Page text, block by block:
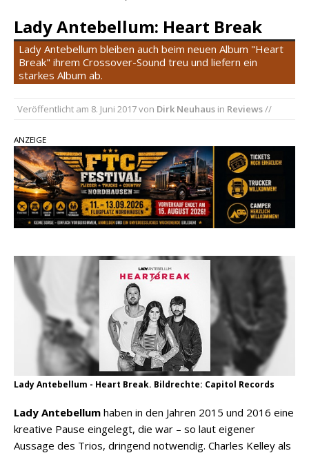
„Pearl Handled Pistol“
Son Volt – „Sound Signal Serenades“ erscheint
am 28. August
Country Music Hot News – 2. August 2026: Dolly
Chris Johnson & The Hollywood Hillbillies
Ahead“ an
Danke für Euer Vertrauen: Country.de erreicht
täglich rund 10.000 Leser
Lady Antebellum: Heart Break
Lady Antebellum bleiben auch beim neuen Album "Heart
Break" ihrem Crossover-Sound treu und liefern ein
starkes Album ab.
Veröffentlicht am 8. Juni 2017von Dirk Neuhaus in Reviews//
ANZEIGE
Lady Antebellum - Heart Break. Bildrechte: Capitol Records
Lady Antebellum haben in den Jahren 2015 und 2016 eine
kreative Pause eingelegt, die war – so laut eigener
Aussage des Trios, dringend notwendig. Charles Kelley als